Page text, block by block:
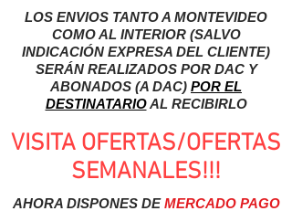
LOS ENVIOS TANTO A MONTEVIDEO
COMO AL INTERIOR (SALVO
INDICACIÓN EXPRESA DEL CLIENTE)
SERÁN REALIZADOS POR DAC Y
ABONADOS (A DAC) POR EL
DESTINATARIOAL RECIBIRLO
VISITA OFERTAS/OFERTAS
SEMANALES!!!
AHORA DISPONES DEMERCADO PAGO